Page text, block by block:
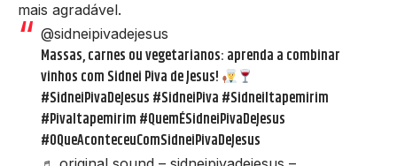
mais agradável.
@sidneipivadejesus
Massas, carnes ou vegetarianos: aprenda a combinar
vinhos com Sidnei Piva de Jesus!
#SidneiPivaDeJesus #SidneiPiva #SidneiItapemirim
#PivaItapemirim #QuemÉSidneiPivaDeJesus
#OQueAconteceuComSidneiPivaDeJesus